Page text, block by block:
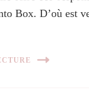
Box. D’où est